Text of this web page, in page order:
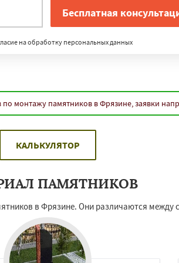
на обработку персональных данных
по монтажу памятников в Фрязине, заявки
КАЛЬКУЛЯТОР
ПАМЯТНИКОВ
в Фрязине. Они различаются между